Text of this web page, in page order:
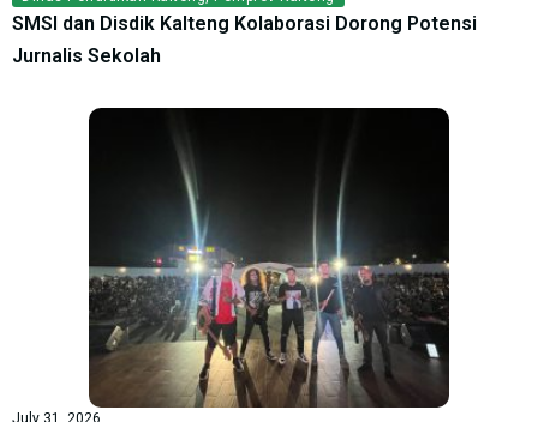
SMSI dan Disdik Kalteng Kolaborasi Dorong Potensi
Jurnalis Sekolah
July 31, 2026